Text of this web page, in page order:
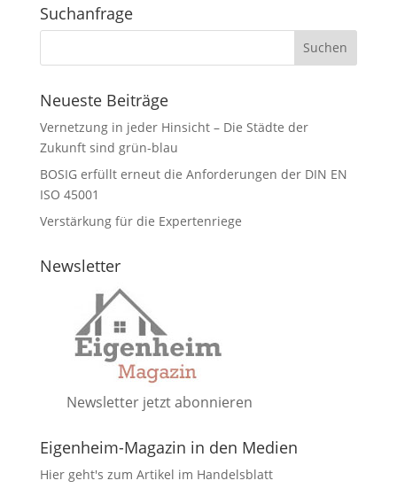
Suchanfrage
Neueste Beiträge
Vernetzung in jeder Hinsicht – Die Städte der
Zukunft sind grün-blau
BOSIG erfüllt erneut die Anforderungen der DIN EN
ISO 45001
Verstärkung für die Expertenriege
Newsletter
Newsletter jetzt abonnieren
Eigenheim-Magazin in den Medien
Hier geht's zum Artikel im Handelsblatt